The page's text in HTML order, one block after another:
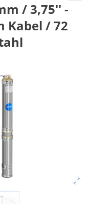
/ 3,75'' -
Kabel / 72